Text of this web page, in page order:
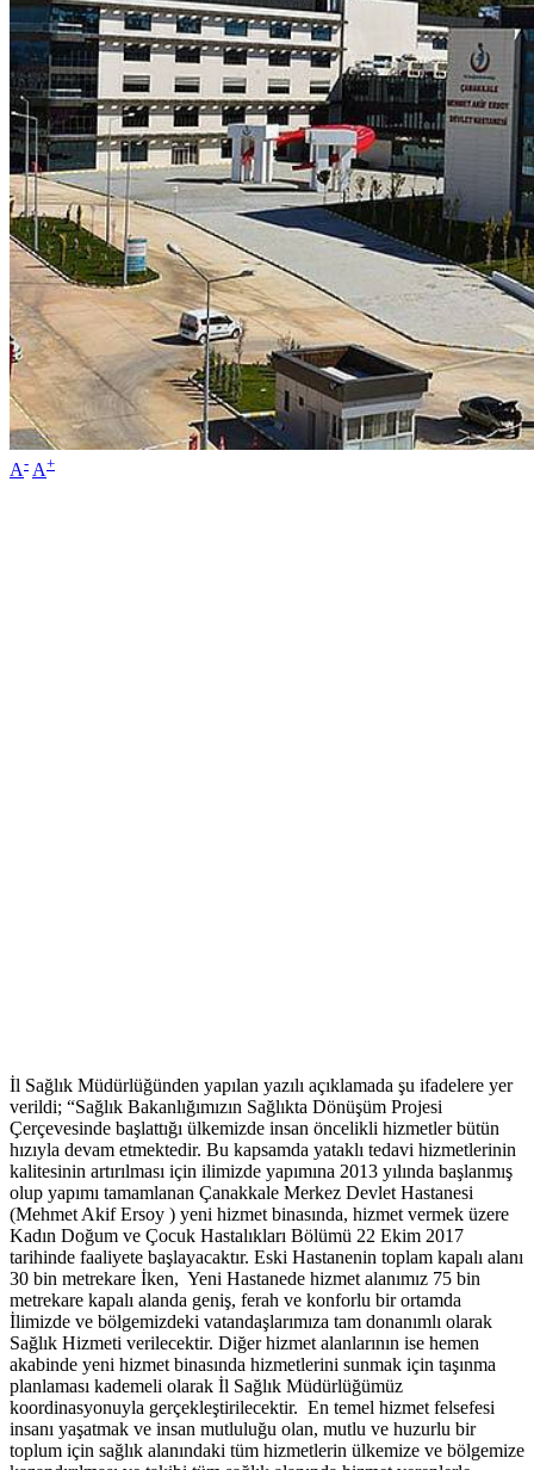
A- A+
İl Sağlık Müdürlüğünden yapılan yazılı açıklamada şu ifadelere yer
verildi; “Sağlık Bakanlığımızın Sağlıkta Dönüşüm Projesi
Çerçevesinde başlattığı ülkemizde insan öncelikli hizmetler bütün
hızıyla devam etmektedir. Bu kapsamda yataklı tedavi hizmetlerinin
kalitesinin artırılması için ilimizde yapımına 2013 yılında başlanmış
olup yapımı tamamlanan Çanakkale Merkez Devlet Hastanesi
(Mehmet Akif Ersoy ) yeni hizmet binasında, hizmet vermek üzere
Kadın Doğum ve Çocuk Hastalıkları Bölümü 22 Ekim 2017
tarihinde faaliyete başlayacaktır. Eski Hastanenin toplam kapalı alanı
30 bin metrekare İken, Yeni Hastanede hizmet alanımız 75 bin
metrekare kapalı alanda geniş, ferah ve konforlu bir ortamda
İlimizde ve bölgemizdeki vatandaşlarımıza tam donanımlı olarak
Sağlık Hizmeti verilecektir. Diğer hizmet alanlarının ise hemen
akabinde yeni hizmet binasında hizmetlerini sunmak için taşınma
planlaması kademeli olarak İl Sağlık Müdürlüğümüz
koordinasyonuyla gerçekleştirilecektir. En temel hizmet felsefesi
insanı yaşatmak ve insan mutluluğu olan, mutlu ve huzurlu bir
toplum için sağlık alanındaki tüm hizmetlerin ülkemize ve bölgemize